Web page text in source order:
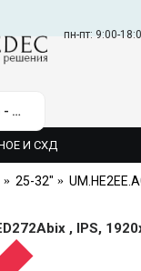
пн-пт: 9:00-
0 ₽
И СХД
25-32"
, IPS,